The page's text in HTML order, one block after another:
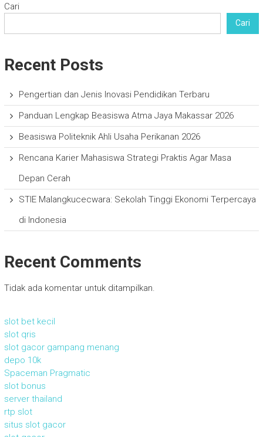
Cari
Cari
Recent Posts
Pengertian dan Jenis Inovasi Pendidikan Terbaru
Panduan Lengkap Beasiswa Atma Jaya Makassar 2026
Beasiswa Politeknik Ahli Usaha Perikanan 2026
Rencana Karier Mahasiswa Strategi Praktis Agar Masa
Depan Cerah
STIE Malangkucecwara: Sekolah Tinggi Ekonomi Terpercaya
di Indonesia
Recent Comments
Tidak ada komentar untuk ditampilkan.
slot bet kecil
slot qris
slot gacor gampang menang
depo 10k
Spaceman Pragmatic
slot bonus
server thailand
rtp slot
situs slot gacor